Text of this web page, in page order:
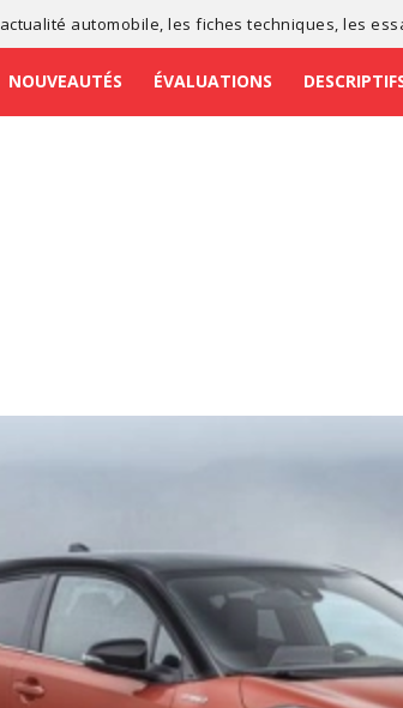
actualité automobile , lesfiches techniques , les
NOUVEAUTÉS ÉVALUATIONS